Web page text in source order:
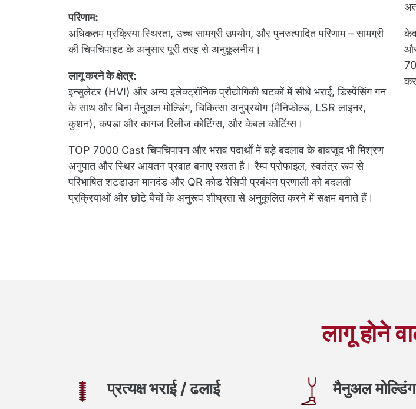
परिणाम:
अधिकतम प्रक्रिया स्थिरता, उच्च सामग्री उपयोग, और पुनरुत्पादित परिणाम – सामग्री
की चिपचिपाहट के अनुसार पूरी तरह से अनुकूलनीय।
लागू करने के क्षेत्र:
इन्सुलेटर (HVI) और अन्य इलेक्ट्रॉनिक प्रौद्योगिकी घटकों में सीधे भराई, डिस्पेंसिंग गन
के साथ और बिना मैनुअल मोल्डिंग, चिकित्सा अनुप्रयोग (मैनिफोल्ड, LSR लाइनर,
कुशन), कपड़ा और कागज रिलीज कोटिंग्स, और केबल कोटिंग्स।
TOP 7000 Cast चिपचिपापन और भराव पदार्थों में बड़े बदलाव के बावजूद भी मिश्रण
अनुपात और स्थिर आयतन प्रवाह बनाए रखता है। रैम्प प्रोफाइल, स्वतंत्र रूप से
परिभाषित शटडाउन मानदंड और QR कोड रेसिपी प्रबंधन प्रणाली को बदलती
प्रक्रियाओं और छोटे बैचों के अनुरूप शीघ्रता से अनुकूलित करने में सक्षम बनाते हैं।
लागू होने
प्रत्यक्ष भराई / ढलाई मैनुअल मोल्डिंग